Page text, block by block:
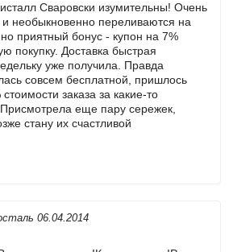
Сваровски изумительны! Очень
необыкновенно переливаются на
приятный бонус - купон на 7%
покупку. Доставка быстрая
уже получила. Правда
совсем бесплатной, пришлось
заказа за какие-то
еще пару сережек,
стану их счастливой
06.04.2014